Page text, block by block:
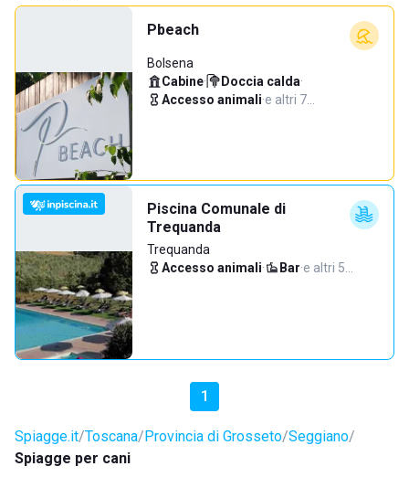
Pbeach
Bolsena
Cabine· Doccia calda·
Accesso animali·e altri 7…
Piscina Comunale di
Trequanda
Trequanda
Accesso animali· Bar·e altri 5…
1
Spiagge.it Toscana Provincia di Grosseto Seggiano
Spiagge per cani